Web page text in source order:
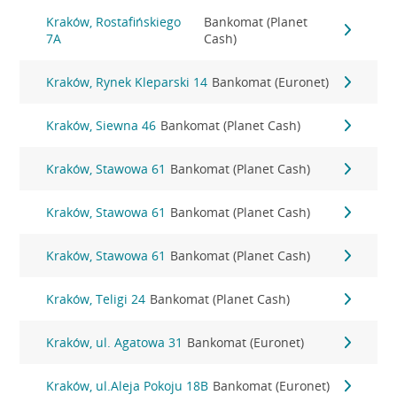
Kraków, Rostafińskiego
7A
Bankomat (Planet
Cash)
Kraków, Rynek Kleparski 14 Bankomat (Euronet)
Kraków, Siewna 46 Bankomat (Planet Cash)
Kraków, Stawowa 61 Bankomat (Planet Cash)
Kraków, Stawowa 61 Bankomat (Planet Cash)
Kraków, Stawowa 61 Bankomat (Planet Cash)
Kraków, Teligi 24 Bankomat (Planet Cash)
Kraków, ul. Agatowa 31 Bankomat (Euronet)
Kraków, ul.Aleja Pokoju 18B Bankomat (Euronet)